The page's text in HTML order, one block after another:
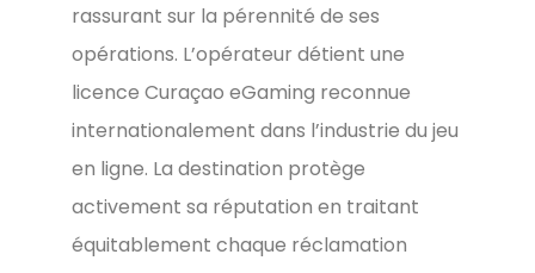
rassurant sur la pérennité de ses
opérations. L’opérateur détient une
licence Curaçao eGaming reconnue
internationalement dans l’industrie du jeu
en ligne. La destination protège
activement sa réputation en traitant
équitablement chaque réclamation